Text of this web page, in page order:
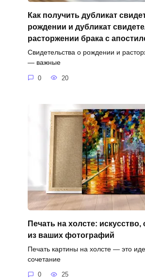
Как получить дубликат
рождении и дубликат
расторжении брака с
Свидетельства о рождении и
— важные
0 20
Печать на холсте: искусство,
из ваших фотографий
Печать картины на холсте — это
сочетание
0 25